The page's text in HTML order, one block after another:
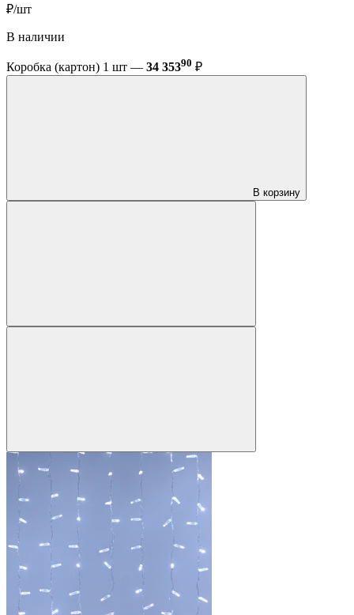
₽/шт
В наличии
Коробка (картон) 1 шт — 34 35390 ₽
В корзину